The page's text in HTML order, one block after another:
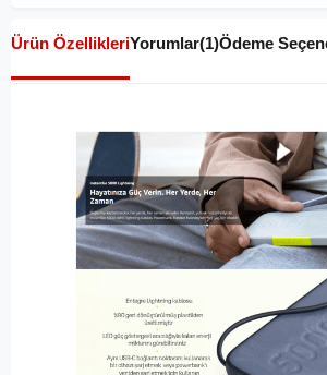
Ürün ÖzellikleriYorumlar(1)Ödeme